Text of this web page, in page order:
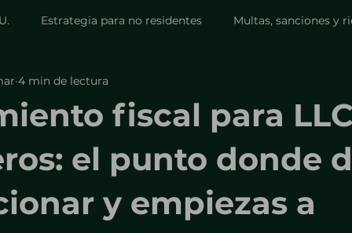
Estrategia para no residentes Multas, sanciones y
Cumplimiento y formularios obligato
Formulario 8832 Estrategia para no residentes.
Cumplimiento y obligaciones
fiscal para
el punto donde
y empiezas a
4 min de lectura